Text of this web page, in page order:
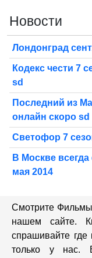
Новости
Лондонград
Кодекс чести 7
sd
Последний из
онлайн скоро sd
Светофор 7
В Москве
мая 2014
Смотрите
нашем сайте.
спрашивайте где
только у нас.